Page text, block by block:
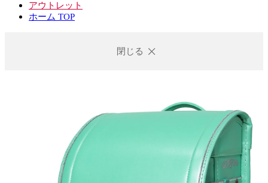
アウトレット
ホーム TOP
閉じる